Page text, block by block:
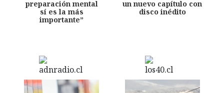
preparación mental
sí es la más
importante”
un nuevo capítulo con
disco inédito